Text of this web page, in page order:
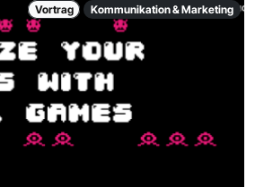
Vortrag Kommunikation & Marketing